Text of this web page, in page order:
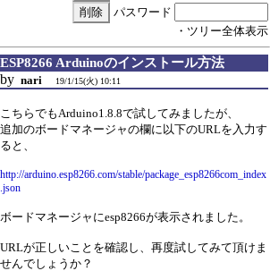
パスワード
・ツリー全体表示
ESP8266 Arduinoのインストール方法
by nari 19/1/15(火) 10:11
こちらでもArduino1.8.8で試してみましたが、
追加のボードマネージャの欄に以下のURLを入力す
ると、
http://arduino.esp8266.com/stable/package_esp8266com_index
.json
ボードマネージャにesp8266が表示されました。
URLが正しいことを確認し、再度試してみて頂けま
せんでしょうか？